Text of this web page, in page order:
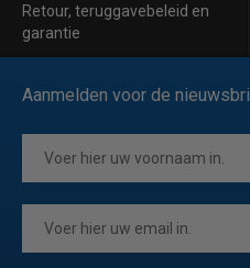
Retour, teruggavebeleid en
garantie
Aanmelden voor de